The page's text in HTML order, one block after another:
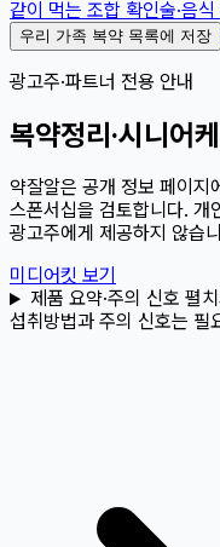
같이 먹는 조합 확인술·음
우리 가족 복약 목록에 저장
광고주·파트너 전용 안내
복약정리·시니어
약잘알은 공개 정보 페이지
스폰서십을 검토합니다. 개
광고주에게 제공하지 않습
미디어킷 보기
제품 요약·주의 신호 펼치
섭취방법과 주의 신호는 필